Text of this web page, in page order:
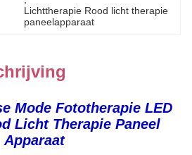
Lichttherapie Rood licht therapie
paneelapparaat
Mode Fototherapie LED
Licht Therapie Paneel
Apparaat